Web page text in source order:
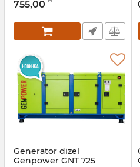
Artikul: 022001033
755,00
Generator dizel
Genpower GNT 725